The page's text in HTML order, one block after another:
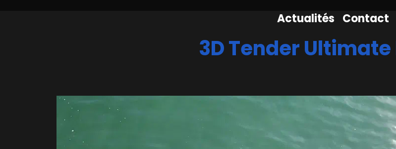
Actualités Contact
3D Tender Ultimate